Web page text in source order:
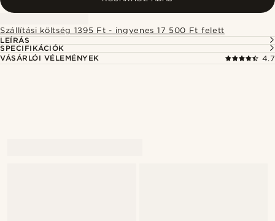
Szállítási költség 1395 Ft - ingyenes 17 500 Ft felett
LEÍRÁS
SPECIFIKÁCIÓK
VÁSÁRLÓI VÉLEMÉNYEK
4.7